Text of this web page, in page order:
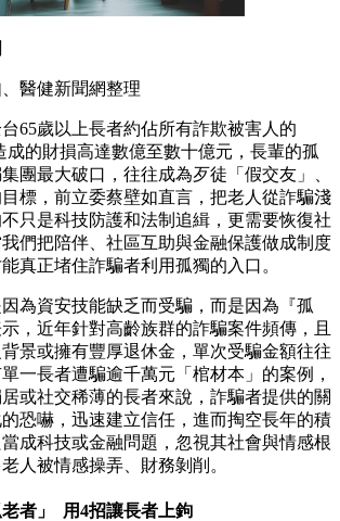
醫健新聞網整理
65歲以上長者約佔所有詐欺被害人的
成的財損高達數億至數十億元，長輩的孤
團最大破口，往往成為歹徒「假交友」、
目標，前立委蔡壁如直言，把老人從詐騙淺
只是科技防護和法制追緝，更需要恢復社
們把陪伴、社區互助與金融保護做成制度
真正堵住詐騙者利用孤獨的入口。
因為資安技能缺乏而受騙，而是因為『孤
，近年針對高齡族群的詐騙案件頻傳，且
景或擁有豐厚退休金，單次受騙金額往往
一長者遭騙逾千萬元「棺材本」的案例，
或社交稀薄的長者來說，詐騙者提供的關
恐嚇，迅速建立信任，進而掏空長年的積
成科技或金融問題，忽視其社會與情感根
人被情感操弄、財務剝削。
者」 用4招讓長者上鉤